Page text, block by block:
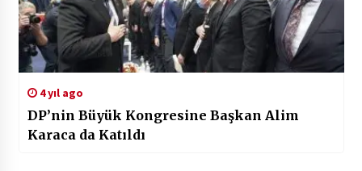
4 yıl ago
DP’nin Büyük Kongresine Başkan Alim
Karaca da Katıldı